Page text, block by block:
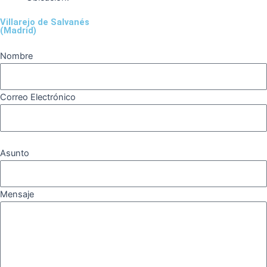
k
a
Villarejo de Salvanés
(Madrid)
Nombre
Correo Electrónico
Asunto
Mensaje